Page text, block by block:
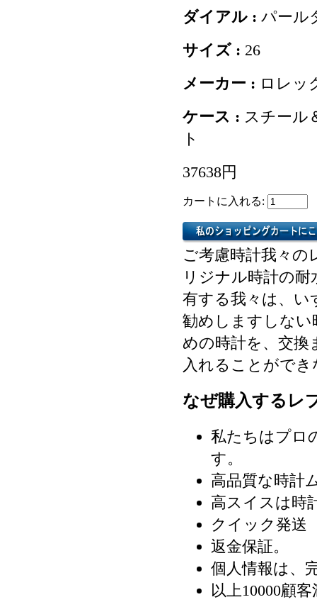
ダイアル : パール
サイズ : 26
メーカー : ロレッ
ケース : スチール
ト
37638円
カートに入れる:
ご考慮時計我々
リジナル時計の
有する我々は、い
勧めしますしない
めの時計を、交換
入れることがで
なぜ購入するレ
私たちはプロ
す。
高品質な時計
高スイスは時
クイック発送
返金保証。
個人情報は、
以上10000顧